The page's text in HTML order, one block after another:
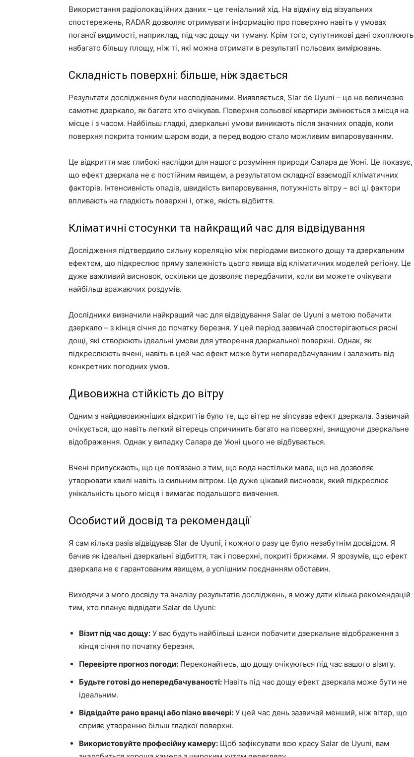
Використання радіолокаційних даних – це геніальний хід. На відміну від візуальних
спостережень, RADAR дозволяє отримувати інформацію про поверхню навіть у умовах
поганої видимості, наприклад, під час дощу чи туману. Крім того, супутникові дані охоплюють
набагато більшу площу, ніж ті, які можна отримати в результаті польових вимірювань.
Складність поверхні: більше, ніж здається
Результати дослідження були несподіваними. Виявляється, Slar de Uyuni – це не величезне
самотнє дзеркало, як багато хто очікував. Поверхня сольової квартири змінюється з місця на
місце і з часом. Найбільш гладкі, дзеркальні умови виникають після значних опадів, коли
поверхня покрита тонким шаром води, а перед водою стало можливим випаровуванням.
Це відкриття має глибокі наслідки для нашого розуміння природи Салара де Уюні. Це показує,
що ефект дзеркала не є постійним явищем, а результатом складної взаємодії кліматичних
факторів. Інтенсивність опадів, швидкість випаровування, потужність вітру – всі ці фактори
впливають на гладкість поверхні і, отже, якість відбиття.
Кліматичні стосунки та найкращий час для відвідування
Дослідження підтвердило сильну кореляцію між періодами високого дощу та дзеркальним
ефектом, що підкреслює пряму залежність цього явища від кліматичних моделей регіону. Це
дуже важливий висновок, оскільки це дозволяє передбачити, коли ви можете очікувати
найбільш вражаючих роздумів.
Дослідники визначили найкращий час для відвідування Salar de Uyuni з метою побачити
дзеркало – з кінця січня до початку березня. У цей період зазвичай спостерігаються рясні
дощі, які створюють ідеальні умови для утворення дзеркальної поверхні. Однак, як
підкреслюють вчені, навіть в цей час ефект може бути непередбачуваним і залежить від
конкретних погодних умов.
Дивовижна стійкість до вітру
Одним з найдивовижніших відкриттів було те, що вітер не зіпсував ефект дзеркала. Зазвичай
очікується, що навіть легкий вітерець спричинить багато на поверхні, знищуючи дзеркальне
відображення. Однак у випадку Салара де Уюні цього не відбувається.
Вчені припускають, що це пов’язано з тим, що вода настільки мала, що не дозволяє
утворювати хвилі навіть із сильним вітром. Це дуже цікавий висновок, який підкреслює
унікальність цього місця і вимагає подальшого вивчення.
Особистий досвід та рекомендації
Я сам кілька разів відвідував Slar de Uyuni, і кожного разу це було незабутнім досвідом. Я
бачив як ідеальні дзеркальні відбиття, так і поверхні, покриті брижами. Я зрозумів, що ефект
дзеркала не є гарантованим явищем, а успішним поєднанням обставин.
Виходячи з мого досвіду та аналізу результатів досліджень, я можу дати кілька рекомендацій
тим, хто планує відвідати Salar de Uyuni:
Візит під час дощу: У вас будуть найбільші шанси побачити дзеркальне відображення з
кінця січня по початку березня.
Перевірте прогноз погоди: Переконайтесь, що дощу очікуються під час вашого візиту.
Будьте готові до непередбачуваності: Навіть під час дощу ефект дзеркала може бути не
ідеальним.
Відвідайте рано вранці або пізно ввечері: У цей час день зазвичай менший, ніж вітер, що
сприяє утворенню більш гладкої поверхні.
Використовуйте професійну камеру: Щоб зафіксувати всю красу Salar de Uyuni, вам